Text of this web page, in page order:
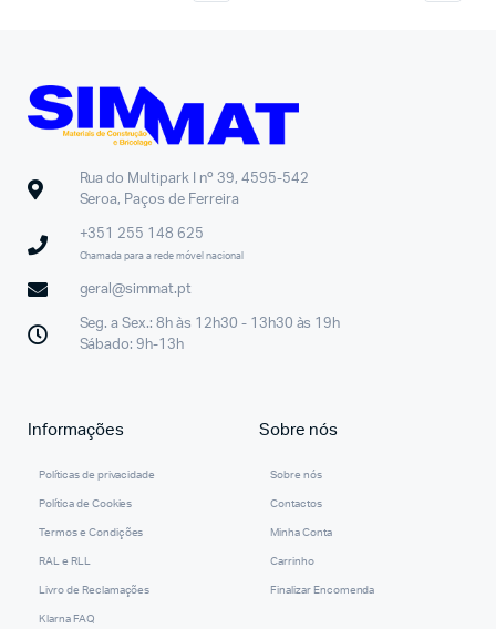
Rua do Multipark I nº 39, 4595-542
Seroa, Paços de Ferreira
+351 255 148 625
Chamada para a rede móvel nacional
geral@simmat.pt
Seg. a Sex.: 8h às 12h30 - 13h30 às 19h
Sábado: 9h-13h
Informações
Políticas de privacidade
Política de Cookies
Termos e Condições
RAL e RLL
Livro de Reclamações
Klarna FAQ
Sobre nós
Sobre nós
Contactos
Minha Conta
Carrinho
Finalizar Encomenda